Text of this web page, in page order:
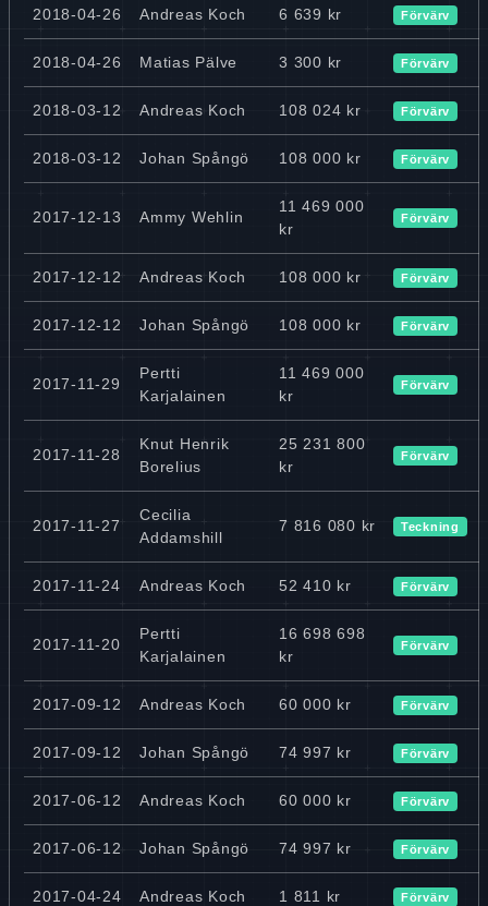
2018-04-26 Andreas Koch 6 639 kr Förvärv
2018-04-26 Matias Pälve 3 300 kr Förvärv
2018-03-12 Andreas Koch 108 024 kr Förvärv
2018-03-12 Johan Spångö 108 000 kr Förvärv
2017-12-13 Ammy Wehlin
11 469 000
kr
Förvärv
2017-12-12 Andreas Koch 108 000 kr Förvärv
2017-12-12 Johan Spångö 108 000 kr Förvärv
2017-11-29
Pertti
Karjalainen
11 469 000
kr
Förvärv
2017-11-28
Knut Henrik
Borelius
25 231 800
kr
Förvärv
2017-11-27
Cecilia
Addamshill
7 816 080 kr Teckning
2017-11-24 Andreas Koch 52 410 kr Förvärv
2017-11-20
Pertti
Karjalainen
16 698 698
kr
Förvärv
2017-09-12 Andreas Koch 60 000 kr Förvärv
2017-09-12 Johan Spångö 74 997 kr Förvärv
2017-06-12 Andreas Koch 60 000 kr Förvärv
2017-06-12 Johan Spångö 74 997 kr Förvärv
2017-04-24 Andreas Koch 1 811 kr Förvärv